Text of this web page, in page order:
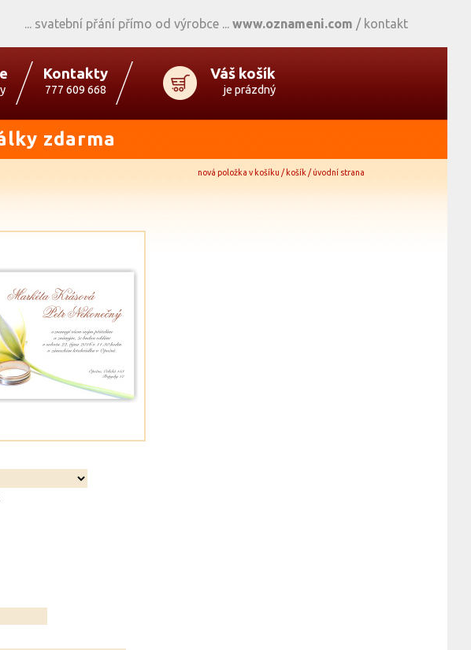
svatební přání přímo od výrobce www.oznameni.com / kontakt
Kontakty
777 609 668
Váš košík
je prázdný
zdarma
nová položka v košíku / košík / úvodní strana